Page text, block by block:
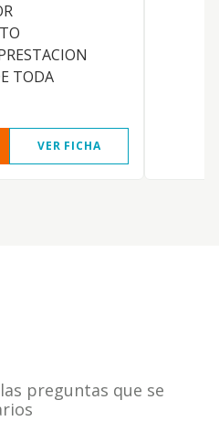
TODA
VER FICHA
preguntas que se